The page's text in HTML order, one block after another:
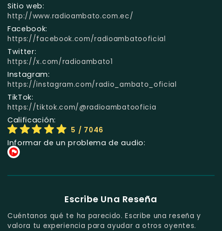
Sitio web:
http://www.radioambato.com.ec/
Facebook:
https://facebook.com/radioambatooficial
Twitter:
https://x.com/radioambato1
Instagram:
https://instagram.com/radio_ambato_oficial
TikTok:
https://tiktok.com/@radioambatooficia
Calificación:
5 / 7046
Informar de un problema de audio:
Escribe Una Reseña
Cuéntanos qué te ha parecido. Escribe una reseña y
valora tu experiencia para ayudar a otros oyentes.